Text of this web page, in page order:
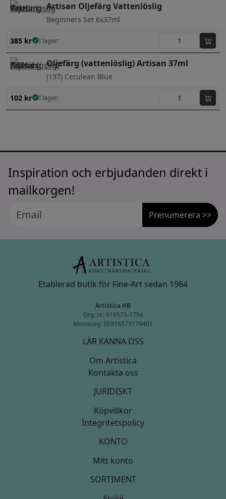
Artisan Oljefärg Vattenlöslig
Beginners Set 6x37ml
385 kr I lager:
Oljefärg (vattenlöslig) Artisan 37ml
(137) Cerulean Blue
102 kr I lager:
Inspiration och erbjudanden direkt i
mailkorgen!
Prenumerera >>
Etablerad butik för Fine-Art sedan 1984
Artistica HB
Org. nr: 916575-1794
Momsreg: SE916575179401
LÄR KÄNNA OSS
Om Artistica
Kontakta oss
JURIDISKT
Köpvillkor
Integritetspolicy
KONTO
Mitt konto
SORTIMENT